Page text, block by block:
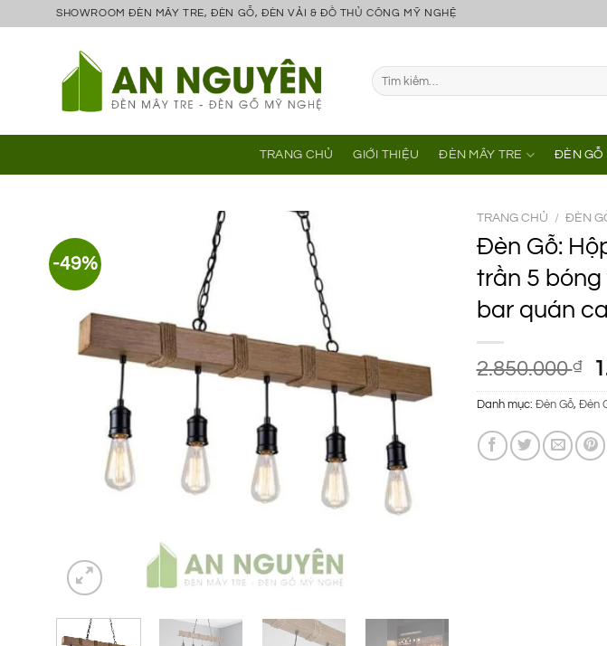
SHOWROOM ĐÈN MÂY TRE, ĐÈN GỖ, ĐÈN VẢI & ĐỒ THỦ CÔNG MỸ NGHỆ
Tìm
kiếm:
TRANG CHỦ GIỚI THIỆU ĐÈN MÂY TRE ĐÈN GỖ
-49%
TRANG CHỦ / ĐÈN
Đèn Gỗ:
trần 5
bar quán
2.850.000₫
Danh mục: Đèn Gỗ, Đèn